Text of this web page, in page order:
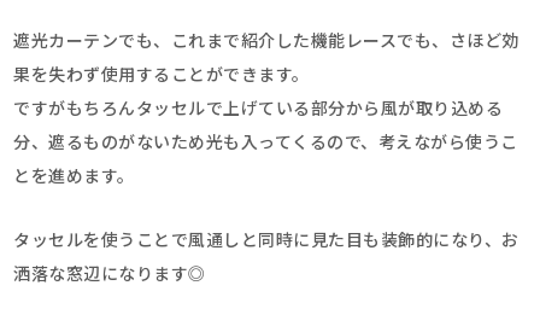
遮光カーテンでも、これまで紹介した機能レースでも、さほど効
果を失わず使用することができます。
ですがもちろんタッセルで上げている部分から風が取り込める
分、遮るものがないため光も入ってくるので、考えながら使うこ
とを進めます。
タッセルを使うことで風通しと同時に見た目も装飾的になり、お
洒落な窓辺になります◎